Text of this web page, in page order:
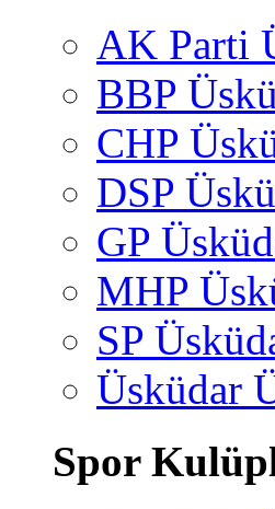
AK Parti
BBP
CHP
DSP
GP
MHP
SP
Üsküdar
Spor